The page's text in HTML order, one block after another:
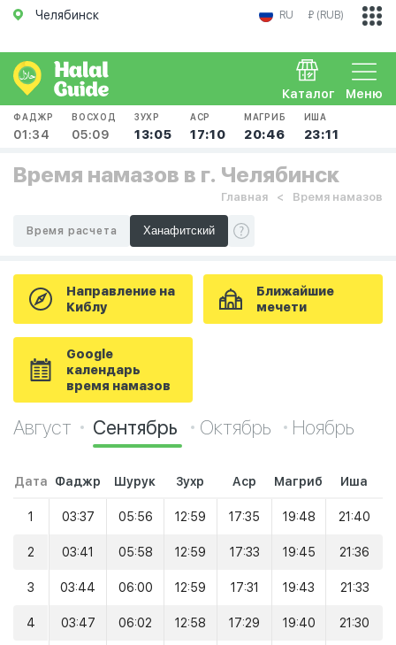
Челябинск RU ₽ (RUB)
Меню
Каталог
ФАДЖР
01:34
ВОСХОД
05:09
ЗУХР
13:05
АСР
17:10
МАГРИБ
20:46
ИША
23:11
Время намазов в г. Челябинск
Главная Время намазов
Время расчета
Направление на
Киблу
Ближайшие
мечети
Google
календарь
время намазов
Август Сентябрь Октябрь Ноябрь
Дата Фаджр Шурук Зухр Аср Магриб Иша
1 03:37 05:56 12:59 17:35 19:48 21:40
2 03:41 05:58 12:59 17:33 19:45 21:36
3 03:44 06:00 12:59 17:31 19:43 21:33
4 03:47 06:02 12:58 17:29 19:40 21:30